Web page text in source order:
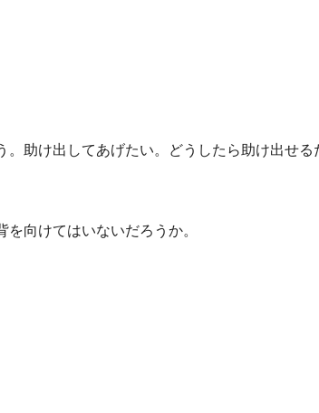
。助け出してあげたい。どうしたら助け出せる
向けてはいないだろうか。